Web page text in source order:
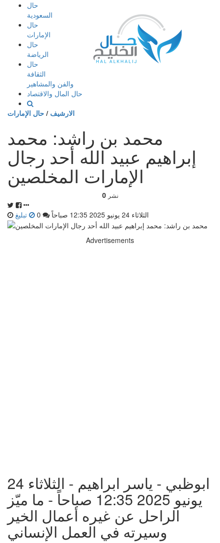
إذهب
المحتوى
حال
السعودية
حال
الإمارات
حال
الرياضة
حال
الثقافة
والفن والمشاهير
حال المال والاقتصاد
الارشيف / حال الإمارات
محمد بن راشد: محمد
إبراهيم عبيد الله أحد رجال
الإمارات المخلصين
0 نشر
الثلاثاء 24 يونيو 2025 12:35 صباحاً تبليغ
Advertisements
ابوظبي - ياسر ابراهيم - الثلاثاء 24
يونيو 2025 12:35 صباحاً - ما ميّز
الراحل عن غيره أعمال الخير
وسيرته في العمل الإنساني